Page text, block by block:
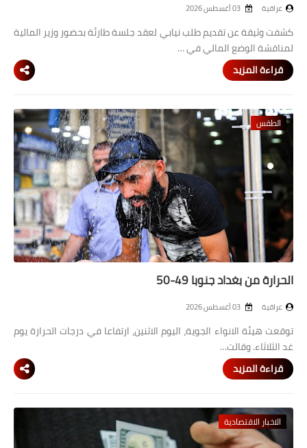
عراقية
كشفت وثيقة عن تقديم طلب نيابي لعقد جلسة طارئة بحضور وزير المالية
لمناقشة الوضع المالي في …
قراءة المزيد
الطقس
الحرارة من بغداد جنوبا 49-50
عراقية
توقعت هيئة الانواء الجوية، اليوم الاثنين، ارتفاعا في درجات الحرارة يوم
غد الثلاثاء. وقالت…
قراءة المزيد
الاخبار الاقتصادية